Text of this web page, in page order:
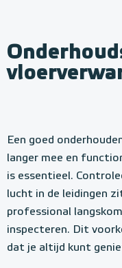
Een goed
langer mee en
is essentieel.
lucht in de leidingen
professional
inspecteren. Dit
dat je altijd kunt